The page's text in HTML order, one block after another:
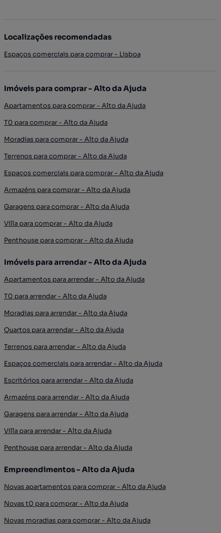
Localizações recomendadas
Espaços comerciais para comprar - Lisboa
Imóveis para comprar - Alto da Ajuda
Apartamentos para comprar - Alto da Ajuda
T0 para comprar - Alto da Ajuda
Moradias para comprar - Alto da Ajuda
Terrenos para comprar - Alto da Ajuda
Espaços comerciais para comprar - Alto da Ajuda
Armazéns para comprar - Alto da Ajuda
Garagens para comprar - Alto da Ajuda
Villa para comprar - Alto da Ajuda
Penthouse para comprar - Alto da Ajuda
Imóveis para arrendar - Alto da Ajuda
Apartamentos para arrendar - Alto da Ajuda
T0 para arrendar - Alto da Ajuda
Moradias para arrendar - Alto da Ajuda
Quartos para arrendar - Alto da Ajuda
Terrenos para arrendar - Alto da Ajuda
Espaços comerciais para arrendar - Alto da Ajuda
Escritórios para arrendar - Alto da Ajuda
Armazéns para arrendar - Alto da Ajuda
Garagens para arrendar - Alto da Ajuda
Villa para arrendar - Alto da Ajuda
Penthouse para arrendar - Alto da Ajuda
Empreendimentos - Alto da Ajuda
Novas apartamentos para comprar - Alto da Ajuda
Novas t0 para comprar - Alto da Ajuda
Novas moradias para comprar - Alto da Ajuda